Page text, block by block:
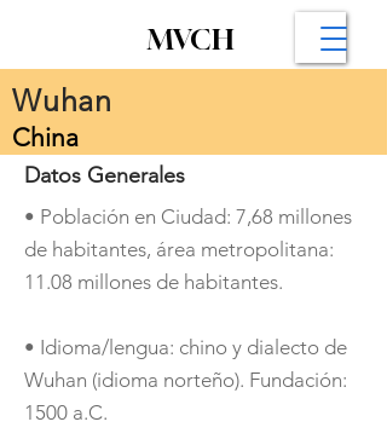
MVCH
Wuhan
China
Datos Generales
• Población en Ciudad: 7,68 millones
de habitantes, área metropolitana:
11.08 millones de habitantes.
• Idioma/lengua: chino y dialecto de
Wuhan (idioma norteño). Fundación:
1500 a.C.